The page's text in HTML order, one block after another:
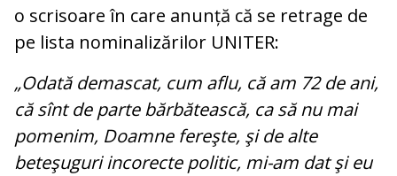
o scrisoare în care anunță că se retrage de
pe lista nominalizărilor UNITER:
„Odată demascat, cum aflu, că am 72 de ani,
că sînt de parte bărbătească, ca să nu mai
pomenim, Doamne fereşte, şi de alte
beteşuguri incorecte politic, mi-am dat şi eu